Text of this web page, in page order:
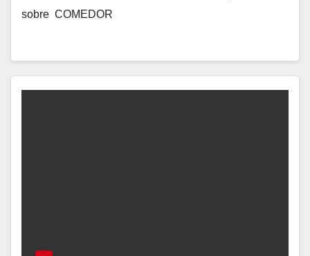
sobre COMEDOR